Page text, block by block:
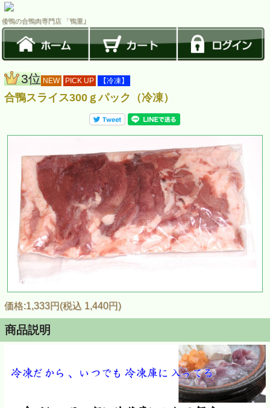
倭鴨の合鴨肉専門店 「鴨重｣
3位 NEW PICK UP 【冷凍】
合鴨スライス300ｇパック（冷凍）
価格:1,333円(税込 1,440円)
商品説明